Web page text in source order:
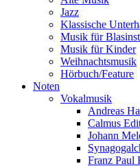
Jazz
Klassische
Musik für
Musik für Kinder
Weihnachtsmusik
Hörbuch/Feature
Noten
Vokalmusik
Andreas
Calmus
Johann
Franz Paul